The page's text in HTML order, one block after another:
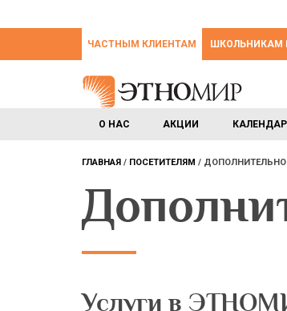
ЧАСТНЫМ КЛИЕНТАМ ШКОЛЬНИКАМ
О НАС АКЦИИ
ГЛАВНАЯ ПОСЕТИТЕЛЯМ ДОПОЛНИТЕЛЬНО
Услуги в